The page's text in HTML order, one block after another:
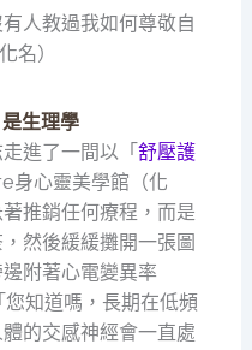
人教過我如何尊敬自
名）
生理學
進了一間以「 舒壓護
身心靈美學館（化
推銷任何療程，而是
然後緩緩攤開一張圖
附著心電變異率
您知道嗎，長期在低頻
的交感神經會一直處